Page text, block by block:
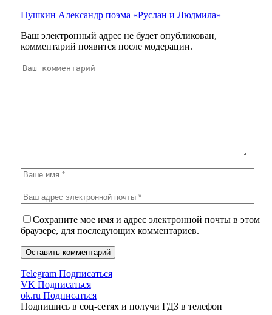
Пушкин Александр поэма «Руслан и Людмила»
Ваш электронный адрес не будет опубликован,
комментарий появится после модерации.
Сохраните мое имя и адрес электронной почты в этом
браузере, для последующих комментариев.
Telegram Подписаться
VK Подписаться
ok.ru Подписаться
Подпишись в соц-сетях и получи ГДЗ в телефон